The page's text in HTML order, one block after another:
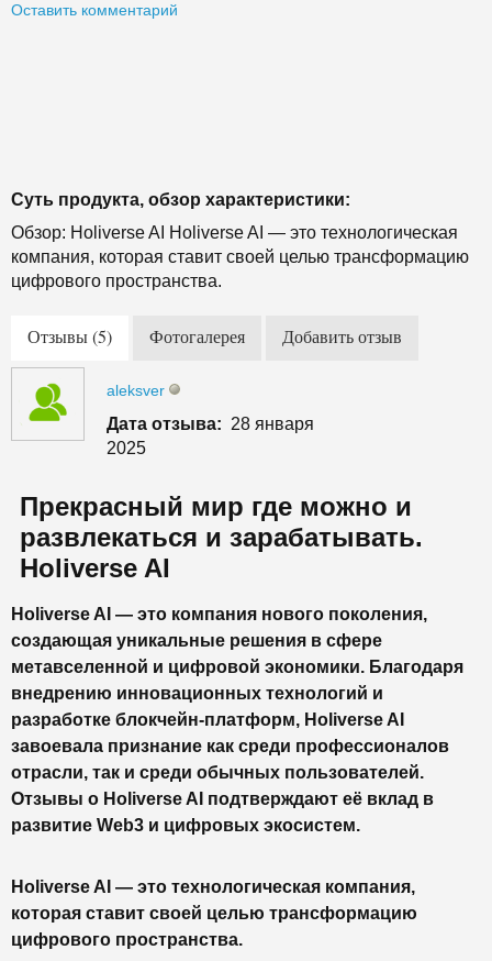
Оставить комментарий
Суть продукта, обзор характеристики:
Обзор: Holiverse AI Holiverse AI — это технологическая
компания, которая ставит своей целью трансформацию
цифрового пространства.
Отзывы (5) Фотогалерея Добавить отзыв
aleksver
Дата отзыва: 28 января
2025
Прекрасный мир где можно и
развлекаться и зарабатывать.
Holiverse AI
Holiverse AI — это компания нового поколения,
создающая уникальные решения в сфере
метавселенной и цифровой экономики. Благодаря
внедрению инновационных технологий и
разработке блокчейн-платформ, Holiverse AI
завоевала признание как среди профессионалов
отрасли, так и среди обычных пользователей.
Отзывы о Holiverse AI подтверждают её вклад в
развитие Web3 и цифровых экосистем.
Holiverse AI — это технологическая компания,
которая ставит своей целью трансформацию
цифрового пространства.